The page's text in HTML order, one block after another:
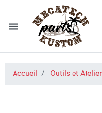
menu
Accueil Outils et Atelier